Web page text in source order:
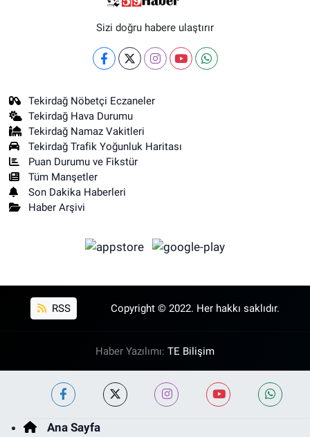
Sizi doğru habere ulaştırır
Tekirdağ Nöbetçi Eczaneler
Tekirdağ Hava Durumu
Tekirdağ Namaz Vakitleri
Tekirdağ Trafik Yoğunluk Haritası
Puan Durumu ve Fikstür
Tüm Manşetler
Son Dakika Haberleri
Haber Arşivi
RSS Copyright © 2022. Her hakkı saklıdır.
Haber Yazılımı: TE Bilişim
Ana Sayfa